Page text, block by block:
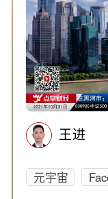
王进
元宇宙